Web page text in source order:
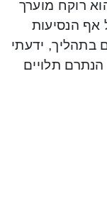
רוקח מוערך
אף הנסיעות
בתהליך, ידעתי
תלויים